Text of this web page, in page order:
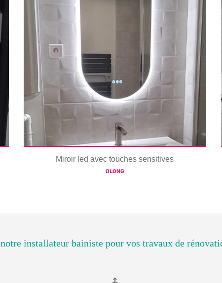
Miroir led avec touches sensitives
OLONG
installateur bainiste pour vos travaux de